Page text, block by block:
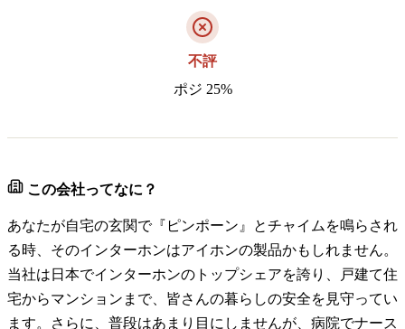
不評
ポジ 25%
この会社ってなに？
あなたが自宅の玄関で『ピンポーン』とチャイムを鳴らされ
る時、そのインターホンはアイホンの製品かもしれません。
当社は日本でインターホンのトップシェアを誇り、戸建て住
宅からマンションまで、皆さんの暮らしの安全を見守ってい
ます。さらに、普段はあまり目にしませんが、病院でナース